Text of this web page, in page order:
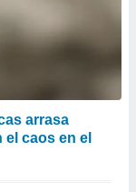
arrasa
caos en el